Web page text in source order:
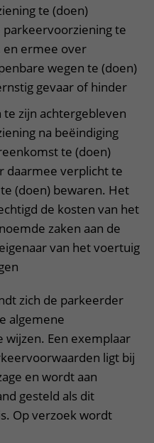
te (doen)
parkeervoorziening te
en ermee over
wegen te (doen)
gevaar of hinder
te zijn achtergebleven
na beëindiging
te (doen)
daarmee verplicht te
(doen) bewaren. Het
de kosten van het
zaken aan de
van het voertuig
zich de parkeerder
algemene
Een exemplaar
ligt bij
en wordt aan
gesteld als dit
Op verzoek wordt